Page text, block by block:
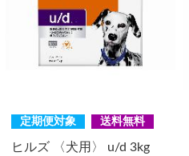
定期便対象 送料無料
ヒルズ 〈犬用〉 u/d 3kg